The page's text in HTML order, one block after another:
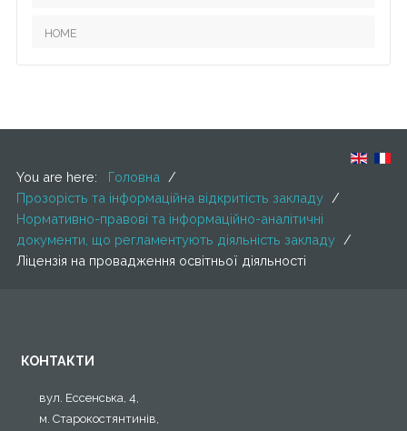
Концепція закладу
HOME
You are here: Головна
/
Прозорість та інформаційна відкритість закладу /
Нормативно-правові та інформаційно-аналітичні
документи, що регламентують діяльність закладу /
Ліцензія на провадження освітньої діяльності
КОНТАКТИ
вул. Ессенська, 4,
м. Старокостянтинів,